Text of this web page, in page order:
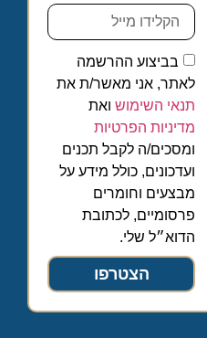
בביצוע ההרשמה
לאתר, אני מאשר/ת את
תנאי השימושואת
מדיניות הפרטיות
ומסכים/ה לקבל תכנים
ועדכונים, כולל מידע על
מבצעים וחומרים
פרסומיים, לכתובת
הדוא״ל שלי.
הצטרפו